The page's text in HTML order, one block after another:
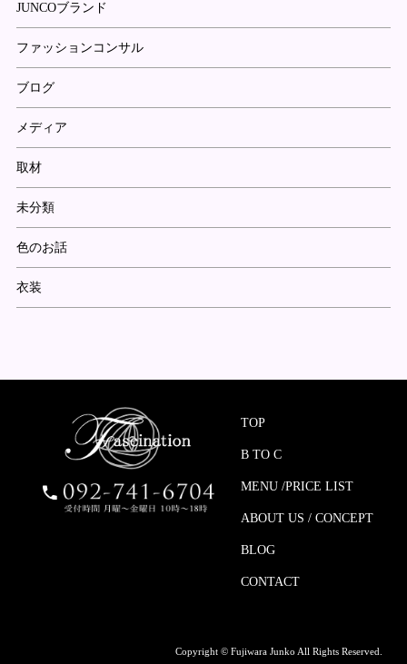
JUNCOブランド
ファッションコンサル
ブログ
メディア
取材
未分類
色のお話
衣装
TOP
B TO C
MENU /PRICE LIST
ABOUT US / CONCEPT
BLOG
CONTACT
Copyright © Fujiwara Junko All Rights Reserved.